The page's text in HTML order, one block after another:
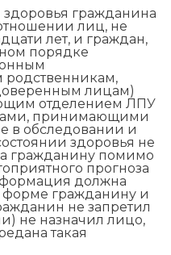
гражданина
лиц, не
лет, и граждан,
порядке
родственникам,
лицам)
отделением ЛПУ
принимающими
в обследовании и
здоровья не
гражданину помимо
прогноза
должна
форме гражданину и
не запретил
не назначил лицо,
такая